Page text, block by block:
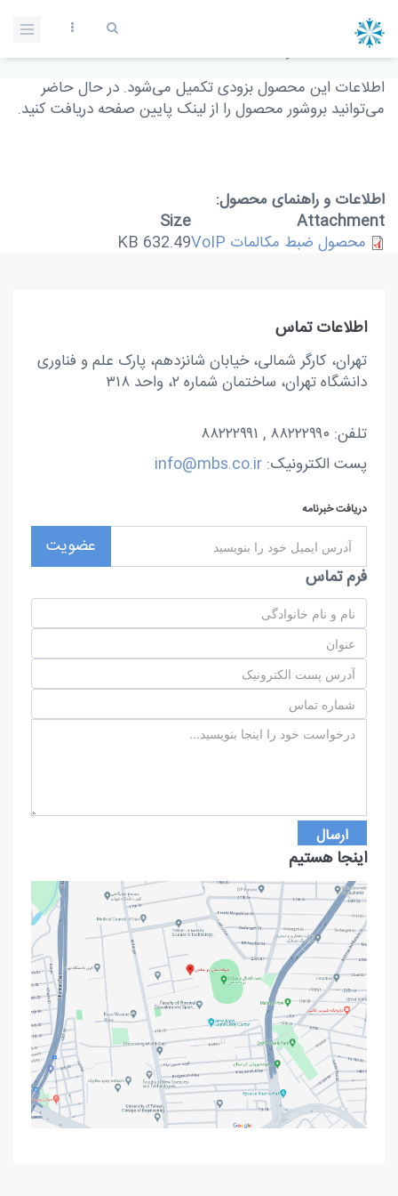
Search form
سامانه ضبط مکالمات
Home
/ محصولات / سامانه ضبط مکالمات
اطلاعات این محصول بزودی تکمیل می‌شود. در حال حاضر
می‌توانید بروشور محصول را از لینک پایین صفحه دریافت کنید.
اطلاعات و راهنمای محصول:
Attachment
Size
محصول ضبط مکالمات VoIP
632.49 KB
اطلاعات تماس
تهران، کارگر شمالی، خیابان شانزدهم، پارک علم و فناوری
دانشگاه تهران، ساختمان شماره ۲، واحد ۳۱۸
تلفن: ۸۸۲۲۲۹۹۰ , ۸۸۲۲۲۹۹۱
پست الکترونیک: info@mbs.co.ir
دریافت خبرنامه
عضویت
فرم تماس
اینجا هستیم